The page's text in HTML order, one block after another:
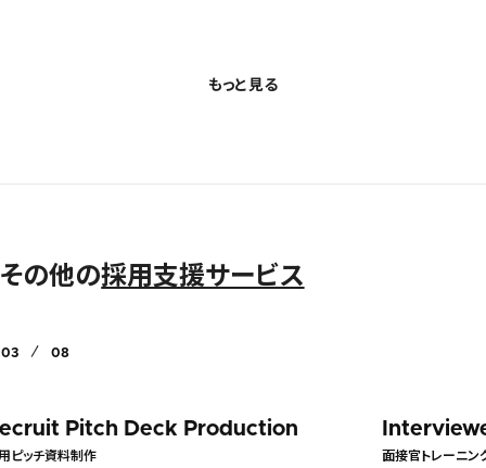
もっと見る
その他の採用支援サービス
03 08
Interviewer Training
面接官トレーニング リクルータート